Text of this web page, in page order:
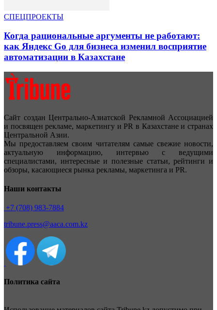
СПЕЦПРОЕКТЫ
Когда рациональные аргументы не работают:
как Яндекс Go для бизнеса изменил восприятие
автоматизации в Казахстане
Сайт создан Центрально-Азиатской Рекламной Ассоциацией
и посвящен рекламе, маркетингу и PR в Казахстане и странах
Центральной Азии.
Мы предоставляем своим читателям самые свежие новости,
актуальную информацию, интервью с ведущими
специалистами, интересные и полезные статьи, рейтинги и
обзоры, касающиеся рынка рекламы, маркетинга и PR.
Наши контакты
+7 (708) 983-7884
tribune.press@aaca.com.kz
Политика сайта